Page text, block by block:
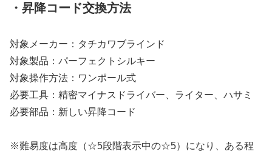
・昇降コード交換方法
対象メーカー：タチカワブラインド
対象製品：パーフェクトシルキー
対象操作方法：ワンポール式
必要工具：精密マイナスドライバー、ライター、ハサミ
必要部品：新しい昇降コード
※難易度は高度（☆5段階表示中の☆5）になり、ある程